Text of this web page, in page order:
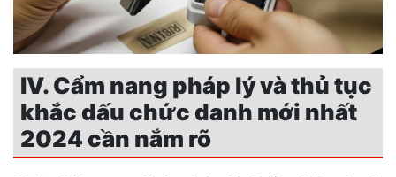
IV. Cẩm nang pháp lý và thủ tục
khắc dấu chức danh mới nhất
2024 cần nắm rõ